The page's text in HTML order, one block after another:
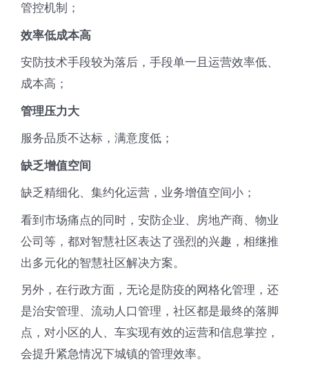
管控机制；
效率低成本高
安防技术手段较为落后，手段单一且运营效率低、
成本高；
管理压力大
服务品质不达标，满意度低；
缺乏增值空间
缺乏精细化、集约化运营，业务增值空间小；
看到市场痛点的同时，安防企业、房地产商、物业
公司等，都对智慧社区表达了强烈的兴趣，相继推
出多元化的智慧社区解决方案。
另外，在行政方面，无论是防疫的网格化管理，还
是治安管理、流动人口管理，社区都是最终的落脚
点，对小区的人、车实现有效的运营和信息掌控，
会提升紧急情况下城镇的管理效率。